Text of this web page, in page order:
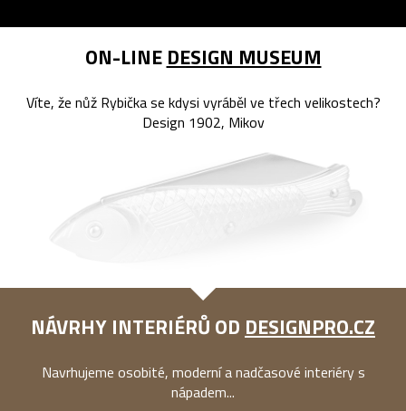
ON-LINE DESIGN MUSEUM
Víte, že nůž Rybička se kdysi vyráběl ve třech velikostech?
Design 1902, Mikov
NÁVRHY INTERIÉRŮ OD DESIGNPRO.CZ
Navrhujeme osobité, moderní a nadčasové interiéry s
nápadem...